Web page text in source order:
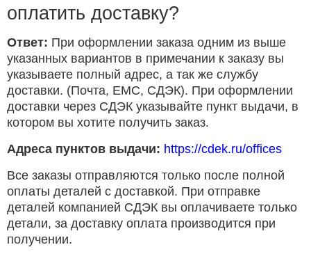
оплатить доставку?
Ответ: При оформлении заказа одним из выше
указанных вариантов в примечании к заказу вы
указываете полный адрес, а так же службу
доставки. (Почта, ЕМС, СДЭК). При оформлении
доставки через СДЭК указывайте пункт выдачи, в
котором вы хотите получить заказ.
Адреса пунктов выдачи: https://cdek.ru/offices
Все заказы отправляются только после полной
оплаты деталей с доставкой. При отправке
деталей компанией СДЭК вы оплачиваете только
детали, за доставку оплата производится при
получении.